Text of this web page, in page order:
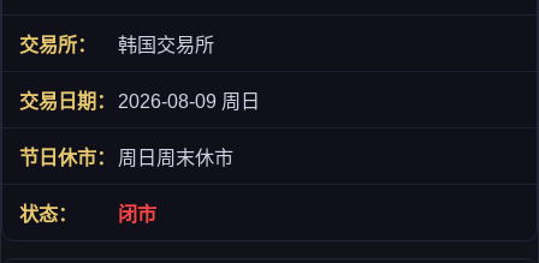
韩国交易所
2026-08-09 周日
周日周末休市
闭市